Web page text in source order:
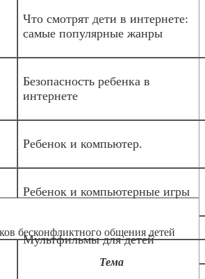
Что смотрят дети в интернете:
самые популярные жанры
Безопасность ребенка в
интернете
Ребенок и компьютер.
Ребенок и компьютерные игры
Мультфильмы для детей
бесконфликтного общения детей
Тема